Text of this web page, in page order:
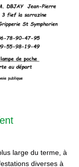
large du terme, à
diverses à